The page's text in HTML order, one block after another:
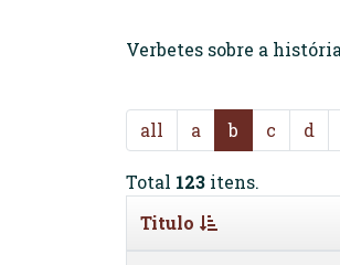
Verbetes sobre a
all a b c d
Total 123 itens.
Titulo